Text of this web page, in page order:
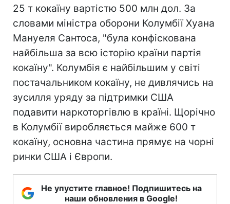
25 т кокаїну вартістю 500 млн дол. За
словами міністра оборони Колумбії Хуана
Мануеля Сантоса, "була конфіскована
найбільша за всю історію країни партія
кокаїну". Колумбія є найбільшим у світі
постачальником кокаїну, не дивлячись на
зусилля уряду за підтримки США
подавити наркоторгівлю в країні. Щорічно
в Колумбії виробляється майже 600 т
кокаїну, основна частина прямує на чорні
ринки США і Європи.
Не упустите главное! Подпишитесь на
наши обновления в Google!